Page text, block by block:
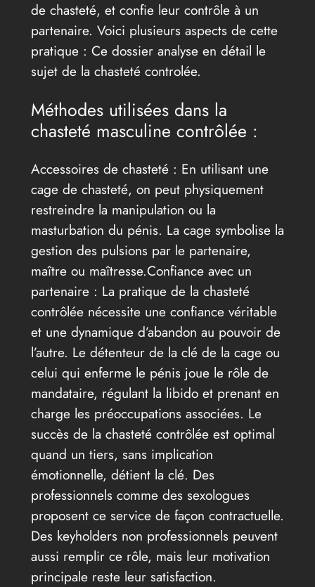
de chasteté, et confie leur contrôle à un
partenaire. Voici plusieurs aspects de cette
pratique : Ce dossier analyse en détail le
sujet de la chasteté controlée.
Méthodes utilisées dans la
chasteté masculine contrôlée :
Accessoires de chasteté : En utilisant une
cage de chasteté, on peut physiquement
restreindre la manipulation ou la
masturbation du pénis. La cage symbolise la
gestion des pulsions par le partenaire,
maître ou maîtresse.Confiance avec un
partenaire : La pratique de la chasteté
contrôlée nécessite une confiance véritable
et une dynamique d’abandon au pouvoir de
l’autre. Le détenteur de la clé de la cage ou
celui qui enferme le pénis joue le rôle de
mandataire, régulant la libido et prenant en
charge les préoccupations associées. Le
succès de la chasteté contrôlée est optimal
quand un tiers, sans implication
émotionnelle, détient la clé. Des
professionnels comme des sexologues
proposent ce service de façon contractuelle.
Des keyholders non professionnels peuvent
aussi remplir ce rôle, mais leur motivation
principale reste leur satisfaction.